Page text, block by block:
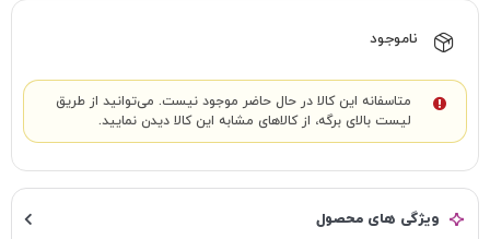
ناموجود
متاسفانه این کالا در حال حاضر موجود نیست. می‌توانید از طریق
لیست بالای برگه، از کالاهای مشابه این کالا دیدن نمایید.
ویژگی های محصول